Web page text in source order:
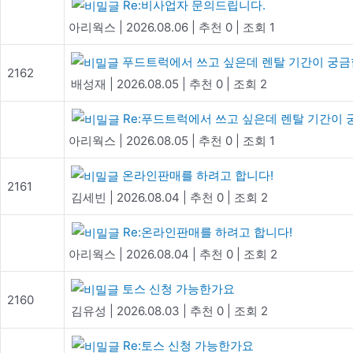
Re:비사업자 문의드립니다.
아리웍스
2026.08.06 추천 0 조회 1
2162
푸드트럭에서 쓰고 싶은데 렌탈 기간이 궁
배성재
2026.08.05 추천 0 조회 2
Re:푸드트럭에서 쓰고 싶은데 렌탈 기간이
아리웍스
2026.08.05 추천 0 조회 1
2161
온라인판매를 하려고 합니다!
김세빈
2026.08.04 추천 0 조회 2
Re:온라인판매를 하려고 합니다!
아리웍스
2026.08.04 추천 0 조회 2
2160
토스 신청 가능한가요
김유성
2026.08.03 추천 0 조회 2
Re:토스 신청 가능한가요